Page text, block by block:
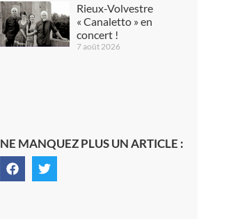
Rieux-Volvestre
« Canaletto » en
concert !
7 août 2026
NE MANQUEZ PLUS UN ARTICLE :